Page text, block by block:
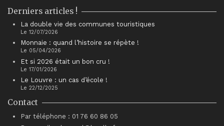
Derniers articles !
La double vie des communes touristiques
Le 12/07/2026
Monnaie : quand l’histoire se répète !
Le 05/04/2026
Et si 2026 était un bon cru !
Le 17/01/2026
Le Louvre : un cas d’école !
Le 22/12/2025
Contact
Par téléphone : 01 76 60 86 05